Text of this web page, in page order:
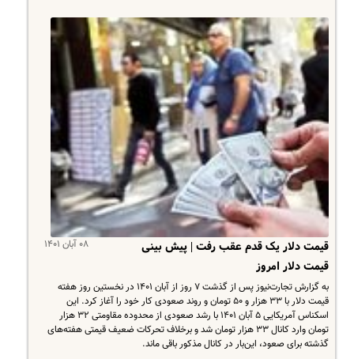
۰۸ آبان ۱۴۰۱
قیمت دلار یک قدم عقب رفت | پیش بینی
قیمت دلار امروز
به گزارش تجارت‌نیوز پس از گذشت ۷ روز از آبان ۱۴۰۱ در نخستین روز هفته
قیمت دلار با ۳۳ هزار و ۵۰ تومان و روند صعودی کار خود را آغاز کرد. این
اسکناس آمریکایی ۵ آبان ۱۴۰۱ با رشد صعودی از محدوده مقاومتی ۳۲ هزار
تومان وارد کانال ۳۳ هزار تومان شد و برخلاف تحرکات ضعیف قیمتی هفته‌های
گذشته برای صعود، این‌بار در کانال مذکور باقی ماند.